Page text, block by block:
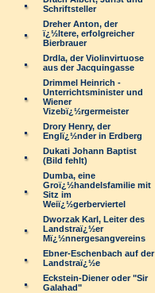
Schriftsteller
Dreher Anton, der
ï¿½ltere, erfolgreicher
Bierbrauer
Drdla, der Violinvirtuose
aus der Jacquingasse
Drimmel Heinrich -
Unterrichtsminister und
Wiener
Vizebï¿½rgermeister
Drory Henry, der
Englï¿½nder in Erdberg
Dukati Johann Baptist
(Bild fehlt)
Dumba, eine
Groï¿½handelsfamilie mit
Sitz im
Weiï¿½gerberviertel
Dworzak Karl, Leiter des
Landstraï¿½er
Mï¿½nnergesangvereins
Ebner-Eschenbach auf der
Landstraï¿½e
Eckstein-Diener oder "Sir
Galahad"